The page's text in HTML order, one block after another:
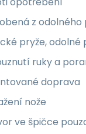
z
pryže, odolné
ruky a
doprava
nože
ve špičce